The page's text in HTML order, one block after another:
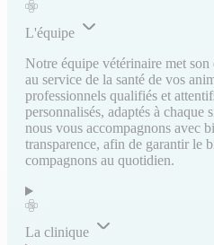
L'équipe
Notre équipe vétérinaire met son
au service de la santé de vos
professionnels qualifiés et
personnalisés, adaptés à chaque
nous vous accompagnons avec
transparence, afin de garantir le
compagnons au quotidien.
La clinique